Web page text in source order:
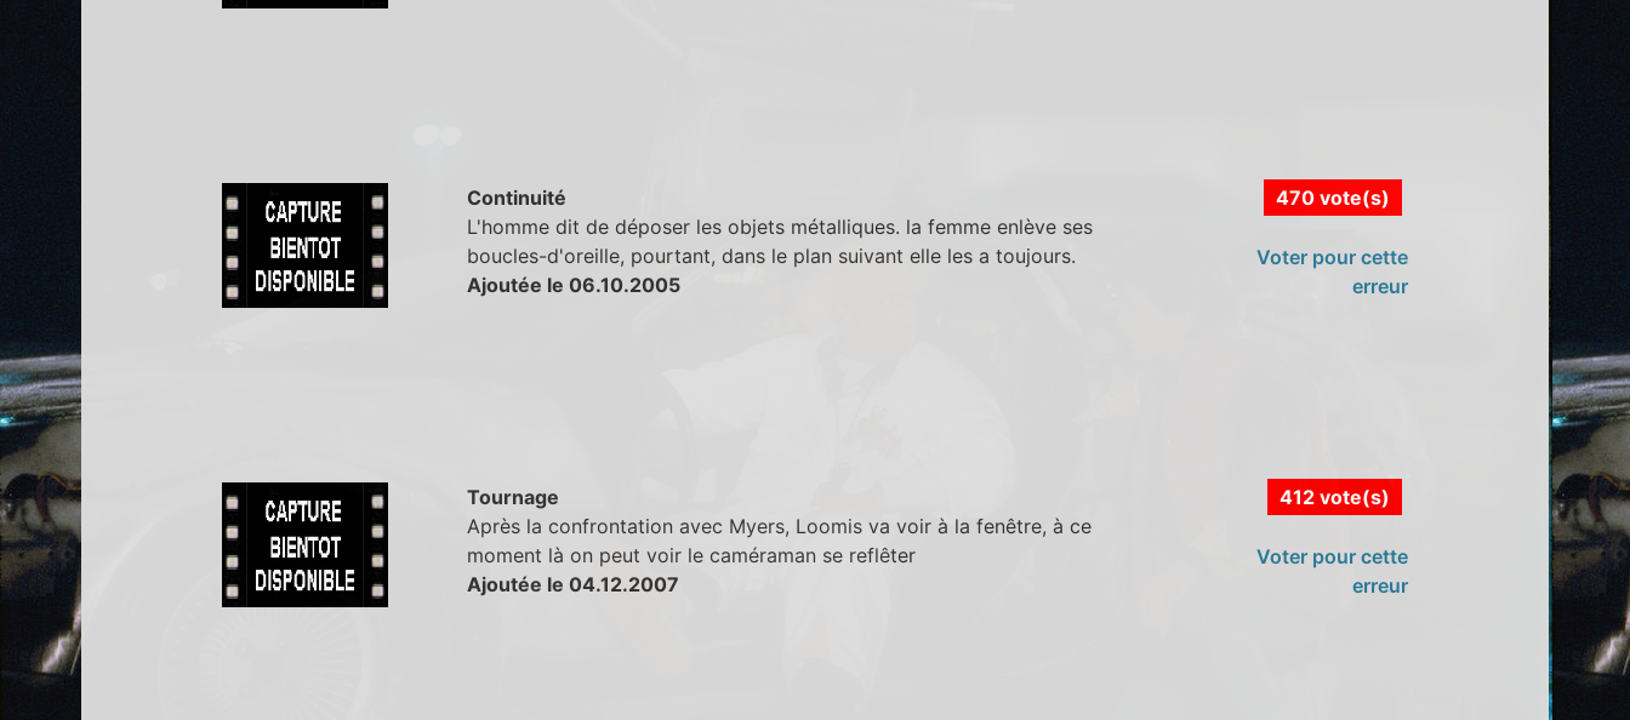
Continuité
L'homme dit de déposer les objets métalliques. la femme enlève ses
boucles-d'oreille, pourtant, dans le plan suivant elle les a toujours.
Ajoutée le 06.10.2005
470 vote(s)
Voter pour cette
erreur
Tournage
Après la confrontation avec Myers, Loomis va voir à la fenêtre, à ce
moment là on peut voir le caméraman se reflêter
Ajoutée le 04.12.2007
412 vote(s)
Voter pour cette
erreur